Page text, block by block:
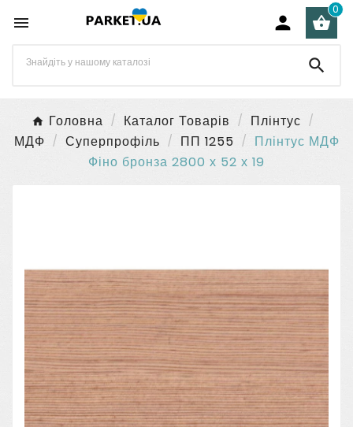
  
0

Головна Каталог Товарів
Плінтус
МДФ
Суперпрофіль ПП 1255
Плінтус МДФ
Фіно бронза 2800 х 52 х 19